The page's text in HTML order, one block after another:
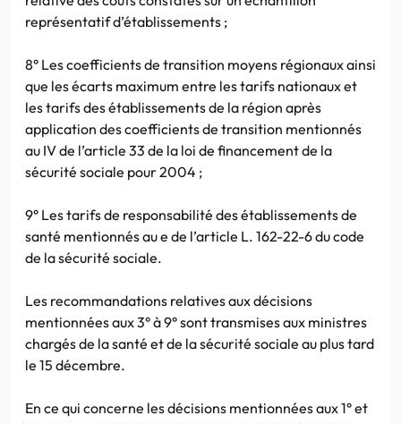
représentatif d’établissements ;
8° Les coefficients de transition moyens régionaux ainsi
que les écarts maximum entre les tarifs nationaux et
les tarifs des établissements de la région après
application des coefficients de transition mentionnés
au IV de l’article 33 de la loi de financement de la
sécurité sociale pour 2004 ;
9° Les tarifs de responsabilité des établissements de
santé mentionnés au e de l’article L. 162-22-6 du code
de la sécurité sociale.
Les recommandations relatives aux décisions
mentionnées aux 3° à 9° sont transmises aux ministres
chargés de la santé et de la sécurité sociale au plus tard
le 15 décembre.
En ce qui concerne les décisions mentionnées aux 1° et